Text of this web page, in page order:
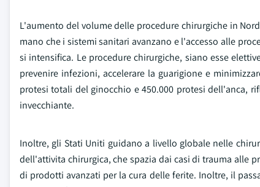
L'aumento del volume delle procedure chirurgiche in
mano che i sistemi sanitari avanzano e l'accesso alle
si intensifica. Le procedure chirurgiche, siano esse
prevenire infezioni, accelerare la guarigione e
protesi totali del ginocchio e 450.000 protesi dell'anca,
invecchiante.
Inoltre, gli Stati Uniti guidano a livello globale nelle
dell'attivita chirurgica, che spazia dai casi di trauma alle
di prodotti avanzati per la cura delle ferite. Inoltre, il